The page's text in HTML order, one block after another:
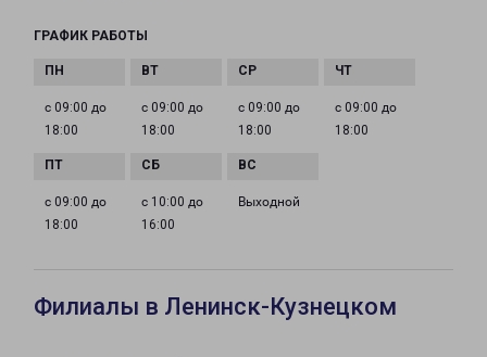
ГРАФИК РАБОТЫ
с 09:00 до
18:00
с 09:00 до
18:00
с 09:00 до
18:00
с 09:00 до
18:00
с 09:00 до
18:00
с 10:00 до
16:00
Выходной
Филиалы в Ленинск-Кузнецком